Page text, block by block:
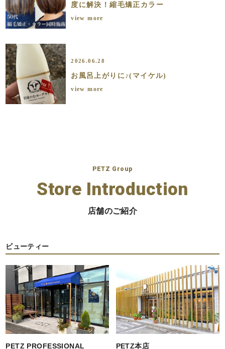
度に解決！縮毛矯正カラー
view more
2026.06.28
お風呂上がりに♪(マイケル)
view more
PETZ Group
Store Introduction
店舗のご紹介
ビューティー
PETZ PROFESSIONAL PETZ本店